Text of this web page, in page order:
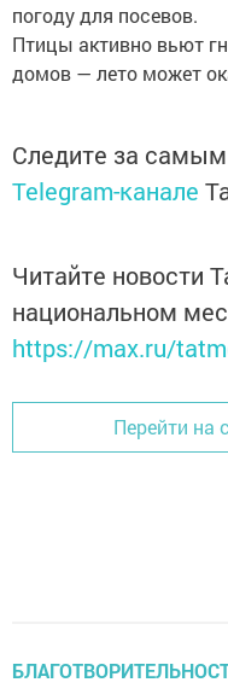
погоду для посевов.
Птицы активно вьют
домов — лето может
Следите за
Telegram-канале
Читайте новости
национальном
https://max.ru/
Перейти на